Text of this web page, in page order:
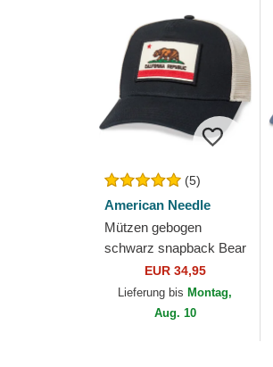
(5)
American Needle
Mützen gebogen
schwarz snapback Bear
Valin von American
Needle
EUR 34,95
Lieferung bis Montag,
Aug. 10